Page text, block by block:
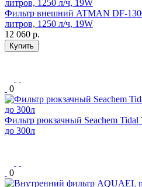
Фильтр внешний ATMAN DF-
литров, 1250 л/ч, 19W
12 060 р.
Купить
0
Фильтр рюкзачный Seachem Tidal
до 300л
0